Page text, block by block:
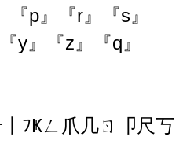
『p』『r』『s』
y』『z』『q』
ﾌҜㄥ爪几ㄖ卩尺丂